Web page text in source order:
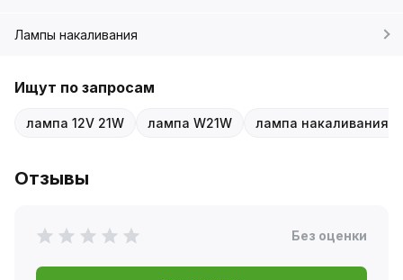
Лампы накаливания
Ищут по запросам
лампа 12V 21W лампа W21W лампа накаливания
Отзывы
Без оценки